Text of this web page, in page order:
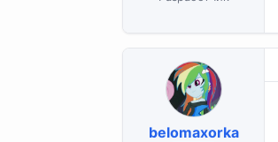
belomaxorka